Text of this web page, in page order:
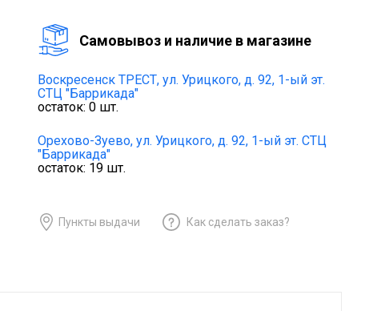
Cамовывоз и наличие в магазине
Воскресенск ТРЕСТ, ул. Урицкого, д. 92, 1-ый эт.
СТЦ "Баррикада"
остаток: 0 шт.
Орехово-Зуево, ул. Урицкого, д. 92, 1-ый эт. СТЦ
"Баррикада"
остаток: 19 шт.
Пункты выдачи Как сделать заказ?